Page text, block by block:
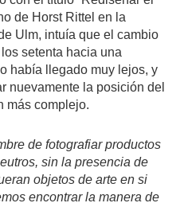
de Horst Rittel en la
Ulm, intuía que el cambio
setenta hacia una
había llegado muy lejos, y
nuevamente la posición del
más complejo.
de fotografiar productos
sin la presencia de
objetos de arte en si
encontrar la manera de